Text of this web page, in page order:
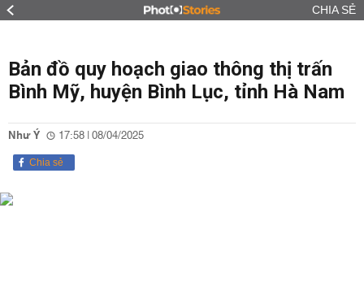
CHIA SẺ
Bản đồ quy hoạch giao thông thị trấn
Bình Mỹ, huyện Bình Lục, tỉnh Hà Nam
Như Ý 17:58 | 08/04/2025
Chia sẻ